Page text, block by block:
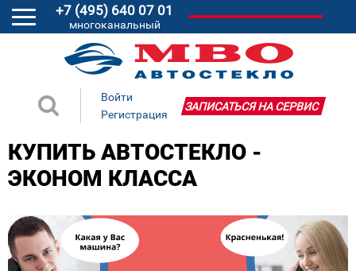
+7 (495) 640 07 01
многоканальный
Войти
Регистрация
ЗАПИСАТЬСЯ НА СЕРВИС
КУПИТЬ АВТОСТЕКЛО -
ЭКОНОМ КЛАССА